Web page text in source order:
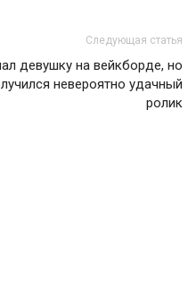
Следующая статья
девушку на вейкборде, но
невероятно удачный
ролик